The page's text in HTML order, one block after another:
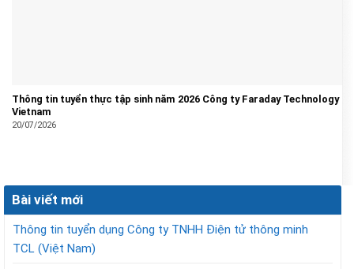
Thông tin tuyển thực tập sinh năm 2026 Công ty Faraday Technology
Vietnam
20/07/2026
Bài viết mới
Thông tin tuyển dụng Công ty TNHH Điện tử thông minh
TCL (Việt Nam)